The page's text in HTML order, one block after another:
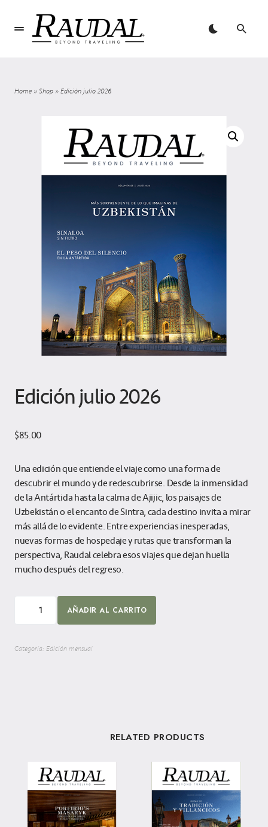
Home » Shop » Edición julio 2026
Edición julio 2026
$85.00
Una edición que entiende el viaje como una forma de
descubrir el mundo y de redescubrirse. Desde la inmensidad
de la Antártida hasta la calma de Ajijic, los paisajes de
Uzbekistán o el encanto de Sintra, cada destino invita a mirar
más allá de lo evidente. Entre experiencias inesperadas,
nuevas formas de hospedaje y rutas que transforman la
perspectiva, Raudal celebra esos viajes que dejan huella
mucho después del regreso.
AÑADIR AL CARRITO
Categoría: Edición mensual
RELATED PRODUCTS